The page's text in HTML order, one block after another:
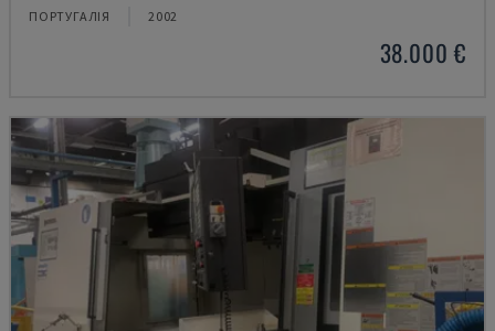
ПОРТУГАЛІЯ 2002
38.000 €